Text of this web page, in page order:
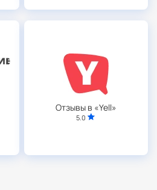
Отзывы в «Yell»
5.0